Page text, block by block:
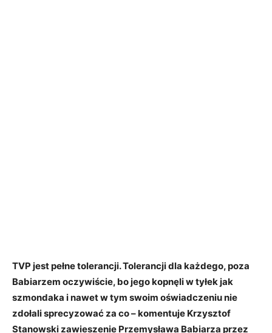
TVP jest pełne tolerancji. Tolerancji dla każdego, poza
Babiarzem oczywiście, bo jego kopnęli w tyłek jak
szmondaka i nawet w tym swoim oświadczeniu nie
zdołali sprecyzować za co – komentuje Krzysztof
Stanowski zawieszenie Przemysława Babiarza przez